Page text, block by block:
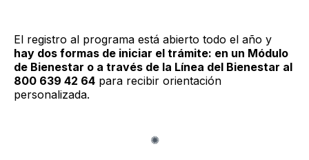
El registro al programa está abierto todo el año y
hay dos formas de iniciar el trámite: en un Módulo
de Bienestar o a través de la Línea del Bienestar al
800 639 42 64 para recibir orientación
personalizada.